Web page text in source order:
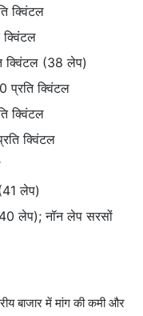
क्विंटल
क्विंटल (38 लेप)
क्विंटल
क्विंटल
क्विंटल
लेप)
लेप); नॉन लेप सरसों
बाजार में मांग की कमी और